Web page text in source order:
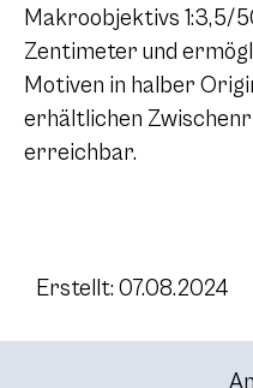
Makroobjektivs 1:3,5/
Zentimeter und
Motiven in halber
erhältlichen
erreichbar.
Erstellt: 07.08.2024